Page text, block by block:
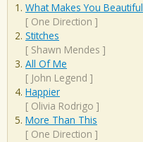
What Makes You Beautiful
[ One Direction ]
Stitches
[ Shawn Mendes ]
All Of Me
[ John Legend ]
Happier
[ Olivia Rodrigo ]
More Than This
[ One Direction ]